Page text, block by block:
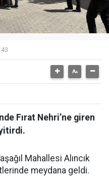
Fırat Nehri’ne giren
Mahallesi Alıncık
meydana geldi.